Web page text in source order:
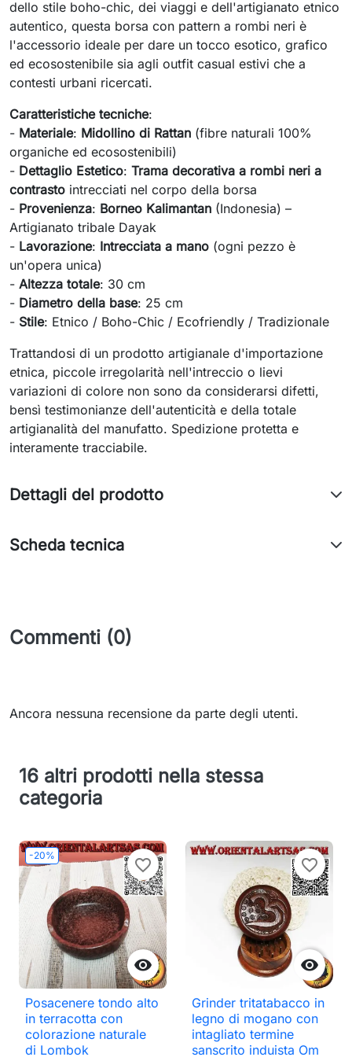
dello stile boho-chic, dei viaggi e dell'artigianato etnico
autentico, questa borsa con pattern a rombi neri è
l'accessorio ideale per dare un tocco esotico, grafico
ed ecosostenibile sia agli outfit casual estivi che a
contesti urbani ricercati.
Caratteristiche tecniche:
- Materiale: Midollino di Rattan (fibre naturali 100%
organiche ed ecosostenibili)
- Dettaglio Estetico: Trama decorativa a rombi neri a
contrasto intrecciati nel corpo della borsa
- Provenienza: Borneo Kalimantan (Indonesia) –
Artigianato tribale Dayak
- Lavorazione: Intrecciata a mano (ogni pezzo è
un'opera unica)
- Altezza totale: 30 cm
- Diametro della base: 25 cm
- Stile: Etnico / Boho-Chic / Ecofriendly / Tradizionale
Trattandosi di un prodotto artigianale d'importazione
etnica, piccole irregolarità nell'intreccio o lievi
variazioni di colore non sono da considerarsi difetti,
bensì testimonianze dell'autenticità e della totale
artigianalità del manufatto. Spedizione protetta e
interamente tracciabile.
Dettagli del prodotto
Scheda tecnica
Commenti (0)
Ancora nessuna recensione da parte degli utenti.
16 altri prodotti nella stessa
categoria
-20%

favorite_border
Posacenere tondo alto
in terracotta con
colorazione naturale
di Lombok

favorite_border
Grinder tritatabacco in
legno di mogano con
intagliato termine
sanscrito induista Om